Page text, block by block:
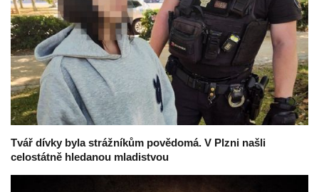
Tvář dívky byla strážníkům povědomá. V Plzni našli
celostátně hledanou mladistvou